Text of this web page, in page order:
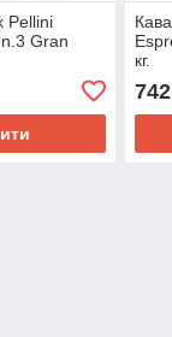
Pellini
Gran
кг.
742